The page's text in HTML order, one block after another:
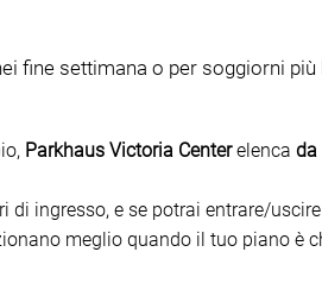
fine settimana o per soggiorni
Parkhaus Victoria Centerelenca da
di ingresso, e se potrai entrare/
meglio quando il tuo piano è